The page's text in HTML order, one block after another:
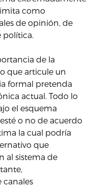
como
de opinión, de
política.
de la
que articule un
formal pretenda
actual. Todo lo
el esquema
o no de acuerdo
la cual podría
que
al sistema de
canales